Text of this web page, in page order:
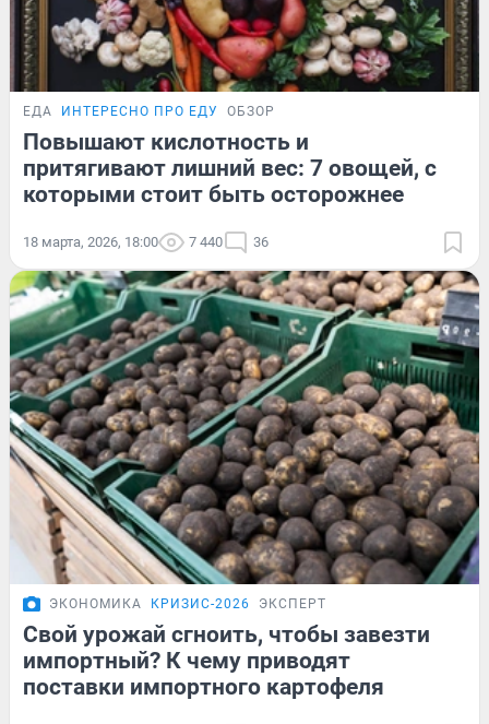
ЕДА ИНТЕРЕСНО ПРО ЕДУ ОБЗОР
Повышают кислотность и
притягивают лишний вес: 7 овощей, с
которыми стоит быть осторожнее
18 марта, 2026, 18:00 7 440 36
ЭКОНОМИКА КРИЗИС-2026 ЭКСПЕРТ
Свой урожай сгноить, чтобы завезти
импортный? К чему приводят
поставки импортного картофеля